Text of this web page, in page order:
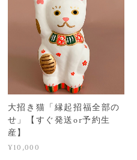
大招き猫「縁起招福全部の
せ」【すぐ発送or予約生
産】
¥10,000